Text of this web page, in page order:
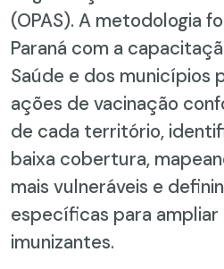
(OPAS). A metodologia
Paraná com a
Saúde e dos municípios
ações de vacinação
de cada território,
baixa cobertura,
mais vulneráveis e
específicas para ampliar
imunizantes.